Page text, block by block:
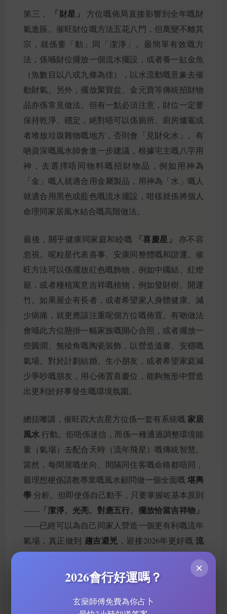
第三， 「財星」
方位嘅佈局直接影響到全年嘅財
氣進賬。催旺財位嘅方法五花八門，但萬變不離其
宗，就係要「動」同「潔淨」。最簡單有效嘅方
法，係喺財位擺放一個流水擺設，或者養一缸金魚
（魚數目以八或九條為佳），以水流動嘅意象去催
動財氣。另外，擺放聚寶盆、金元寶等傳統招財物
品亦係常見做法。但有一點必須注意，財位一定要
保持乾淨、穩定，絕對唔可以係廁所、廚房爐竈或
者堆放垃圾雜物嘅地方，否則會「見財化水」。有
啲資深嘅風水師會進一步建議，根據宅主嘅八字用
神，去選擇唔同物料嘅招財物品，例如用神為
「金」嘅人就適合用金屬製品，用神為「水」嘅人
就適合用黑色或藍色嘅流水擺設，咁樣就係將個人
命理同家居風水結合嘅高階做法。
最後，關乎健康同家庭和睦嘅 「喜慶星」
亦不容
忽視。呢粒星代表喜事、安康同整體嘅和諧運。催
旺方法可以係擺放紅色嘅飾物，例如中國結、紅燈
籠，或者種植寓意吉祥嘅植物，例如發財樹、開運
竹。如果屋企有長者，或者希望家人身體健康、減
少病痛，就更應該注重呢個方位嘅佈置。有啲做法
會喺此方位懸掛一幅家族嘅開心合照，或者擺放一
些圓潤、無稜角嘅陶瓷裝飾，以營造溫馨、安穩嘅
氣場。對於計劃結婚、生小朋友，或者希望家庭減
少爭吵嘅朋友，用心佈置喜慶位，能夠無形中營造
出更利於好事發生嘅環境氛圍。
總括嚟講，催旺四大吉星方位係一套有系統嘅 家居
風水 行動。佢唔係迷信，而係一種通過調整環境能
量（氣場）去配合天時（流年飛星）嘅傳統智慧。
當然，每間屋嘅坐向、間隔同住客嘅命格都唔同，
最理想梗係請教專業嘅風水顧問做一個全面嘅堪輿
學 分析。但即使係自己動手，只要掌握咗基本原則
—— 「潔淨、光亮、對應五行、擺放恰當吉祥物」
——已經可以為自己同家人營造一個更有利嘅流年
氣場，真正做到 趨吉避兇 ，迎接2026年更好嘅流
年運程
極、正念去佈置，效果往往會更加顯著。
×
2026會行好運嗎？
玄燊師傅免費為你占卜